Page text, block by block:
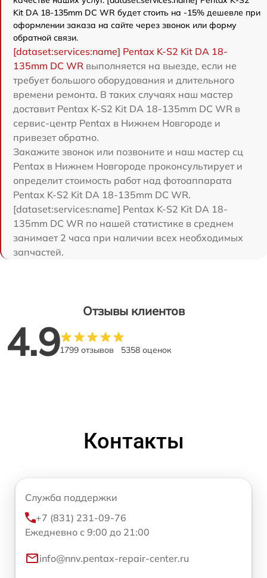
Kit DA 18-135mm DC WR будет стоить на -15% дешевле при
оформлении заказа на сайте через звонок или форму
обратной связи.
[dataset:services:name] Pentax K-S2 Kit DA 18-
135mm DC WR выполняется на выезде, если не
требует большого оборудования и длительного
времени ремонта. В таких случаях наш мастер
доставит Pentax K-S2 Kit DA 18-135mm DC WR в
сервис-центр Pentax в Нижнем Новгороде и
привезет обратно.
Закажите звонок или позвоните и наш мастер сц
Pentax в Нижнем Новгороде проконсультирует и
определит стоимость работ над фотоаппарата
Pentax K-S2 Kit DA 18-135mm DC WR.
[dataset:services:name] Pentax K-S2 Kit DA 18-
135mm DC WR по нашей статистике в среднем
занимает 2 часа при наличии всех необходимых
запчастей.
Отзывы клиентов
4.91799 отзывов 5358 оценок
Контакты
Служба поддержки
+7 (831) 231-09-76
Ежедневно с 9:00 до 21:00
info@nnv.pentax-repair-center.ru